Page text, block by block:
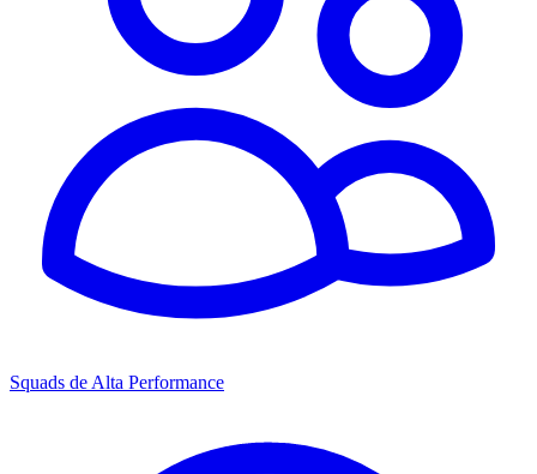
Squads de Alta Performance